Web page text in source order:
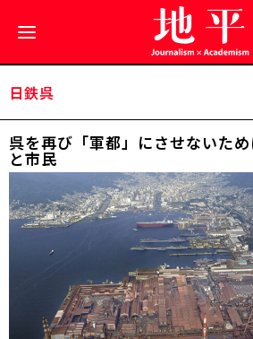
日鉄呉
呉を再び「軍都」にさせないため
と市民